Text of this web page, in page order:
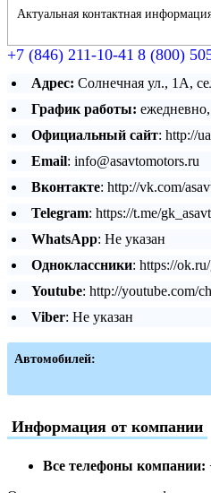
Актуальная контактная
+7 (846) 211-10-41 8 (800)
Адрес: Солнечная ул., 1А,
График работы:
Официальный сайт: http://
Email: info@asavtomotors.ru
Вконтакте: http://vk.com/
Telegram: https://t.me/
WhatsApp: Не указан
Одноклассники: https://
Youtube: http://youtube.com/
Viber: Не указан
Автомобилей:
Информация от компании
Все телефоны компании: